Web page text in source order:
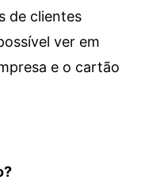
de clientes
ver em
e o cartão